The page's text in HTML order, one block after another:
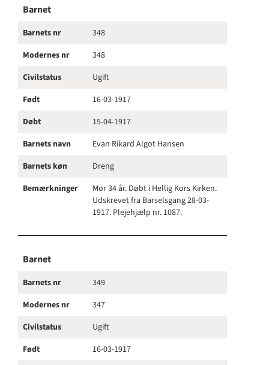
Barnet
Barnets nr
348
Modernes nr
348
Civilstatus
Ugift
Født
16-03-1917
Døbt
15-04-1917
Barnets navn
Evan Rikard Algot Hansen
Barnets køn
Dreng
Bemærkninger
Mor 34 år. Døbt i Hellig Kors Kirken.
Udskrevet fra Barselsgang 28-03-
1917. Plejehjælp nr. 1087.
Barnet
Barnets nr
349
Modernes nr
347
Civilstatus
Ugift
Født
16-03-1917